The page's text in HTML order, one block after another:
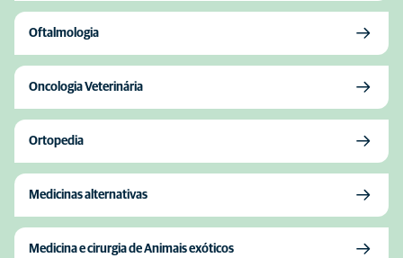
Oftalmologia
Oncologia Veterinária
Ortopedia
Medicinas alternativas
Medicina e cirurgia de Animais exóticos